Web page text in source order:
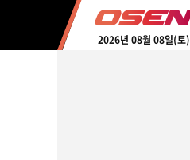
2026년 08월 08일(토)